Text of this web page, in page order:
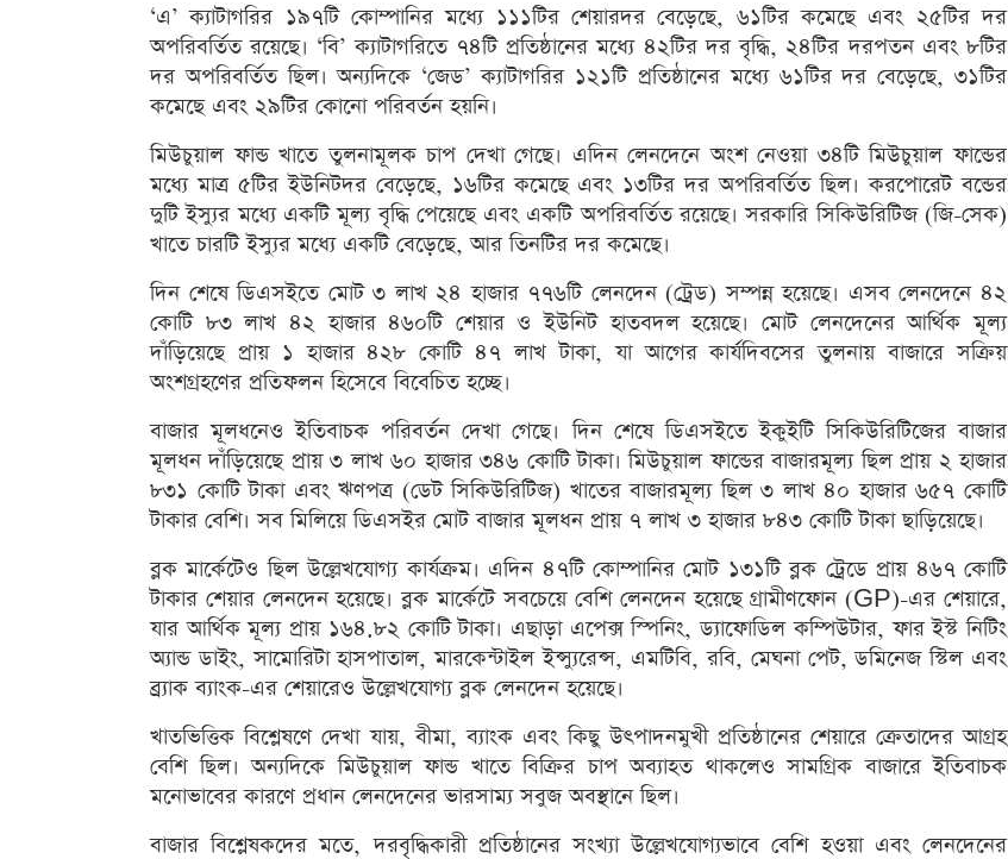
‘এ’ ক্যাটাগরির ১৯৭টি কোম্পানির মধ্যে ১১১টির শেয়ারদর বেড়েছে, ৬১টির কমেছে এবং ২৫টির দর
অপরিবর্তিত রয়েছে। ‘বি’ ক্যাটাগরিতে ৭৪টি প্রতিষ্ঠানের মধ্যে ৪২টির দর বৃদ্ধি, ২৪টির দরপতন এবং ৮টির
দর অপরিবর্তিত ছিল। অন্যদিকে ‘জেড’ ক্যাটাগরির ১২১টি প্রতিষ্ঠানের মধ্যে ৬১টির দর বেড়েছে, ৩১টির
কমেছে এবং ২৯টির কোনো পরিবর্তন হয়নি।
মিউচুয়াল ফান্ড খাতে তুলনামূলক চাপ দেখা গেছে। এদিন লেনদেনে অংশ নেওয়া ৩৪টি মিউচুয়াল ফান্ডের
মধ্যে মাত্র ৫টির ইউনিটদর বেড়েছে, ১৬টির কমেছে এবং ১৩টির দর অপরিবর্তিত ছিল। করপোরেট বন্ডের
দুটি ইস্যুর মধ্যে একটি মূল্য বৃদ্ধি পেয়েছে এবং একটি অপরিবর্তিত রয়েছে। সরকারি সিকিউরিটিজ (জি-সেক)
খাতে চারটি ইস্যুর মধ্যে একটি বেড়েছে, আর তিনটির দর কমেছে।
দিন শেষে ডিএসইতে মোট ৩ লাখ ২৪ হাজার ৭৭৬টি লেনদেন (ট্রেড) সম্পন্ন হয়েছে। এসব লেনদেনে ৪২
কোটি ৮৩ লাখ ৪২ হাজার ৪৬০টি শেয়ার ও ইউনিট হাতবদল হয়েছে। মোট লেনদেনের আর্থিক মূল্য
দাঁড়িয়েছে প্রায় ১ হাজার ৪২৮ কোটি ৪৭ লাখ টাকা, যা আগের কার্যদিবসের তুলনায় বাজারে সক্রিয়
অংশগ্রহণের প্রতিফলন হিসেবে বিবেচিত হচ্ছে।
বাজার মূলধনেও ইতিবাচক পরিবর্তন দেখা গেছে। দিন শেষে ডিএসইতে ইকুইটি সিকিউরিটিজের বাজার
মূলধন দাঁড়িয়েছে প্রায় ৩ লাখ ৬০ হাজার ৩৪৬ কোটি টাকা। মিউচুয়াল ফান্ডের বাজারমূল্য ছিল প্রায় ২ হাজার
৮৩১ কোটি টাকা এবং ঋণপত্র (ডেট সিকিউরিটিজ) খাতের বাজারমূল্য ছিল ৩ লাখ ৪০ হাজার ৬৫৭ কোটি
টাকার বেশি। সব মিলিয়ে ডিএসইর মোট বাজার মূলধন প্রায় ৭ লাখ ৩ হাজার ৮৪৩ কোটি টাকা ছাড়িয়েছে।
ব্লক মার্কেটেও ছিল উল্লেখযোগ্য কার্যক্রম। এদিন ৪৭টি কোম্পানির মোট ১৩১টি ব্লক ট্রেডে প্রায় ৪৬৭ কোটি
টাকার শেয়ার লেনদেন হয়েছে। ব্লক মার্কেটে সবচেয়ে বেশি লেনদেন হয়েছে গ্রামীণফোন (GP)-এর শেয়ারে,
যার আর্থিক মূল্য প্রায় ১৬৪.৮২ কোটি টাকা। এছাড়া এপেক্স স্পিনিং, ড্যাফোডিল কম্পিউটার, ফার ইস্ট নিটিং
অ্যান্ড ডাইং, সামোরিটা হাসপাতাল, মারকেন্টাইল ইন্স্যুরেন্স, এমটিবি, রবি, মেঘনা পেট, ডমিনেজ স্টিল এবং
ব্র্যাক ব্যাংক-এর শেয়ারেও উল্লেখযোগ্য ব্লক লেনদেন হয়েছে।
খাতভিত্তিক বিশ্লেষণে দেখা যায়, বীমা, ব্যাংক এবং কিছু উৎপাদনমুখী প্রতিষ্ঠানের শেয়ারে ক্রেতাদের আগ্রহ
বেশি ছিল। অন্যদিকে মিউচুয়াল ফান্ড খাতে বিক্রির চাপ অব্যাহত থাকলেও সামগ্রিক বাজারে ইতিবাচক
মনোভাবের কারণে প্রধান লেনদেনের ভারসাম্য সবুজ অবস্থানে ছিল।
বাজার বিশ্লেষকদের মতে, দরবৃদ্ধিকারী প্রতিষ্ঠানের সংখ্যা উল্লেখযোগ্যভাবে বেশি হওয়া এবং লেনদেনের